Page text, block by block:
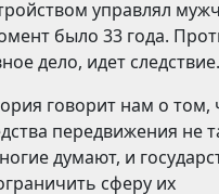
управлял
было 33 года.
дело, идет следствие.
говорит нам о том,
передвижения не
думают, и
сферу их